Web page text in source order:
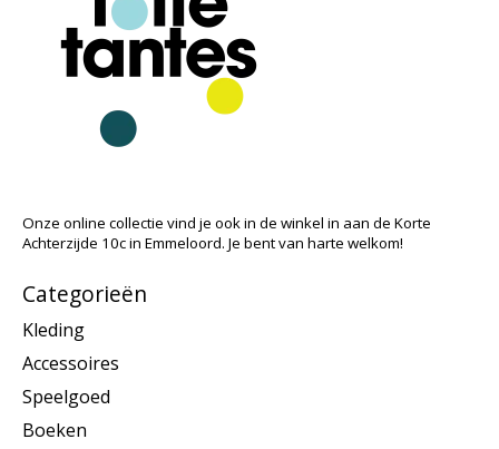
Onze online collectie vind je ook in de winkel in aan de Korte
Achterzijde 10c in Emmeloord. Je bent van harte welkom!
Categorieën
Kleding
Accessoires
Speelgoed
Boeken